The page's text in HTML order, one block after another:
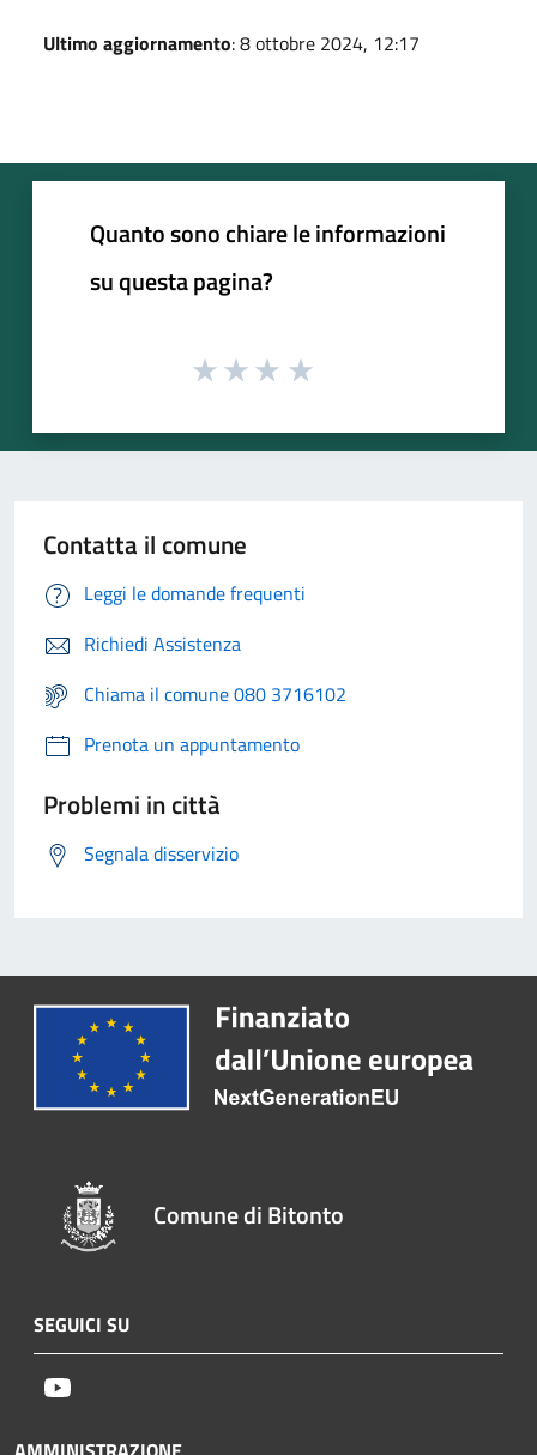
Ultimo aggiornamento: 8 ottobre 2024, 12:17
Quanto sono chiare le informazioni
su questa pagina?
Contatta il comune
Leggi le domande frequenti
Richiedi Assistenza
Chiama il comune 080 3716102
Prenota un appuntamento
Problemi in città
Segnala disservizio
Comune di Bitonto
SEGUICI SU